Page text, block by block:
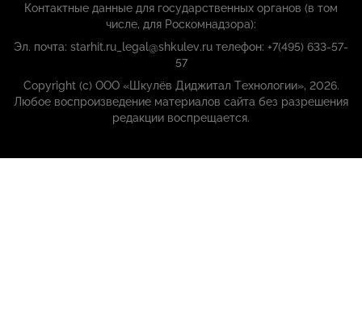
Контактные данные для государственных органов (в том
числе, для Роскомнадзора):
Эл. почта: starhit.ru_legal@shkulev.ru телефон: +7(495) 633-57-
57
Copyright (с) ООО «Шкулёв Диджитал Технологии», 2026.
Любое воспроизведение материалов сайта без разрешения
редакции воспрещается.